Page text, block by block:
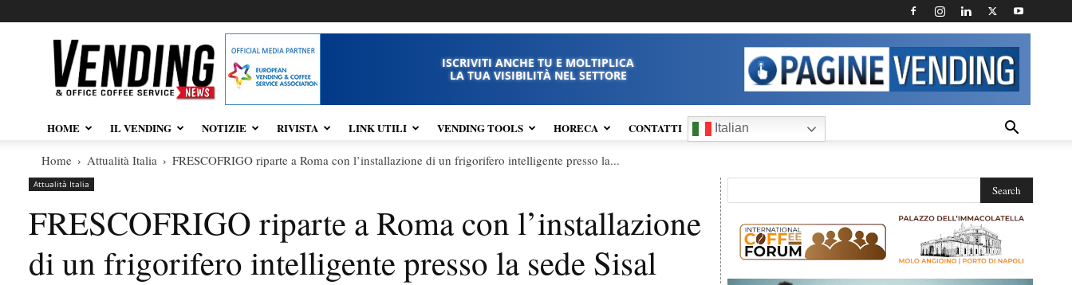
Vendingnews.it
ISCRIVITI ANCHE TU E MOLTIPLICA
LA TUA VISIBILITÀ NEL SETTORE
HOME IL VENDING NOTIZIE RIVISTA LINK UTILI VENDING TOOLS HORECA CONTATTI Italian
Home Attualità Italia FRESCOFRIGO riparte a Roma con l’installazione di un frigorifero intelligente presso la...
Attualità Italia
FRESCOFRIGO riparte a Roma con l’installazione
di un frigorifero intelligente presso la sede Sisal